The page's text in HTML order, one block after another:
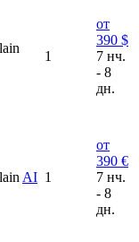
1
от
390 $
7 нч.
- 8
дн.
AI 1
от
390 €
7 нч.
- 8
дн.